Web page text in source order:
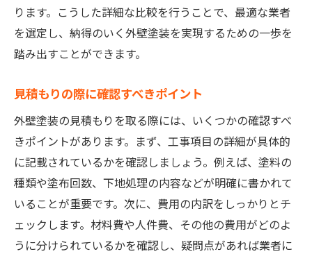
外壁塗装のコストを削減するヒント！愛知県で
の成功事例を元に解説
成功事例1：費用を抑えた具体例
成功事例3：工夫次第でここまで安くなる
リフォームのプロが教える節約術
成功事例から学ぶコスト削減のヒント
実際の事例を元にした費用削減の方法
愛知県で外壁塗装をするなら知っておきたい！
業者選びのコツと費用の違い
大手業者と地元業者の費用比較
ります。こうした詳細な比較を行うことで、最適な業者
を選定し、納得のいく外壁塗装を実現するための一歩を
踏み出すことができます。
見積もりの際に確認すべきポイント
外壁塗装の見積もりを取る際には、いくつかの確認すべ
きポイントがあります。まず、工事項目の詳細が具体的
に記載されているかを確認しましょう。例えば、塗料の
種類や塗布回数、下地処理の内容などが明確に書かれて
いることが重要です。次に、費用の内訳をしっかりとチ
ェックします。材料費や人件費、その他の費用がどのよ
うに分けられているかを確認し、疑問点があれば業者に